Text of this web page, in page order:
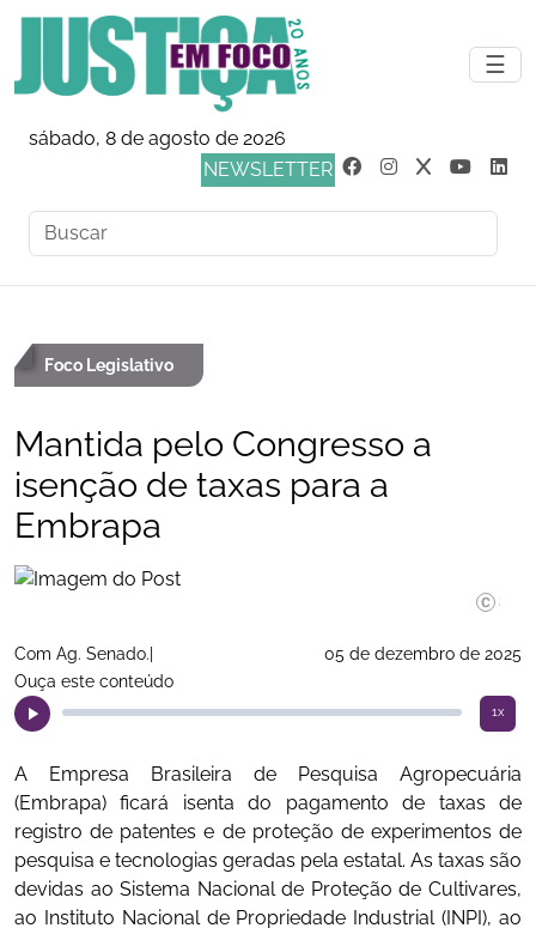
☰
sábado, 8 de agosto de 2026
NEWSLETTER
Foco Legislativo
Mantida pelo Congresso a
isenção de taxas para a
Embrapa
©Saulo
Com Ag. Senado.|
05 de dezembro de 2025
Ouça este conteúdo
1x
A Empresa Brasileira de Pesquisa Agropecuária
(Embrapa) ficará isenta do pagamento de taxas de
registro de patentes e de proteção de experimentos de
pesquisa e tecnologias geradas pela estatal. As taxas são
devidas ao Sistema Nacional de Proteção de Cultivares,
ao Instituto Nacional de Propriedade Industrial (INPI), ao